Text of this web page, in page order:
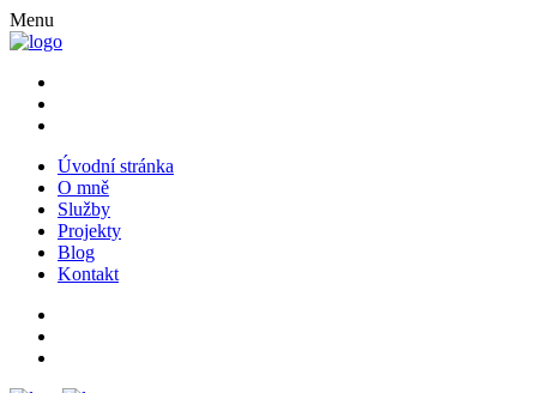
Menu
Úvodní stránka
O mně
Služby
Projekty
Blog
Kontakt